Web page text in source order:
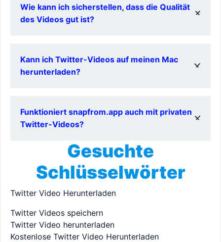
für die Dateigröße.
Wie kann ich sicherstellen, dass die Qualität
des Videos gut ist?
an, sodass Sie die beste auswählen können.
Kann ich Twitter-Videos auf meinen Mac
herunterladen?
auf PCs und Smartphones.
Funktioniert snapfrom.app auch mit privaten
Twitter-Videos?
Nein, snapfrom.app kann keine privaten oder
geschützten Twitter-Videos herunterladen.
Gesuchte
Schlüsselwörter
Twitter Video Herunterladen
Twitter Videos speichern
Twitter Video herunterladen
Kostenlose Twitter Video Herunterladen